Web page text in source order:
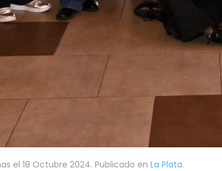
el 18 Octubre 2024. Publicado en La Plata.